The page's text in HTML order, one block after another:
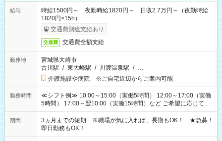
給与
時給1500円～ 夜勤時給1820円～ 日収2.7万円～（夜勤時給
1820円×15h）
交通費別途支給あり
交通費 交通費全額支給
勤務地
宮城県大崎市
古川駅 / 東大崎駅 / 川渡温泉駅 / …
介護施設や病院 ※ご自宅近辺からご案内可能
勤務時間
≪シフト例≫ 10:00～15:00（実働5時間） 12:00～17:00（実働
5時間） 17:00～翌10:00（実働15時間）など ご希望に応じて、
働く時間は調整できます！ お気軽に担当へ相談ください！
期間
3ヵ月までの短期 ※職場が気に入れば、長期もOK！ ★急募！
即日勤務もOK！